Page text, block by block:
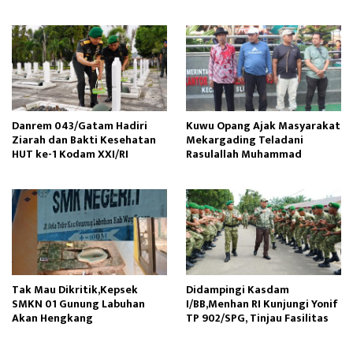
Danrem 043/Gatam Hadiri
Ziarah dan Bakti Kesehatan
HUT ke-1 Kodam XXI/RI
Kuwu Opang Ajak Masyarakat
Mekargading Teladani
Rasulallah Muhammad
Tak Mau Dikritik,Kepsek
SMKN 01 Gunung Labuhan
Akan Hengkang
Didampingi Kasdam
I/BB,Menhan RI Kunjungi Yonif
TP 902/SPG, Tinjau Fasilitas